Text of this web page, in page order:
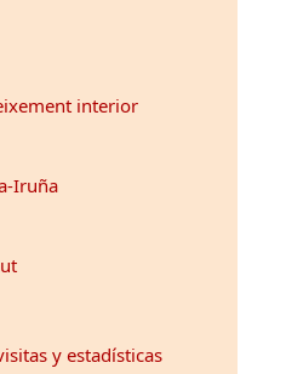
interior
Iruña